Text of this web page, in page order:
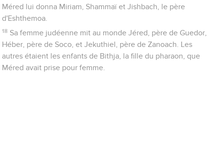
Méred lui donna Miriam, Shammaï et Jishbach, le père
d'Eshthemoa.
18 Sa femme judéenne mit au monde Jéred, père de Guedor,
Héber, père de Soco, et Jekuthiel, père de Zanoach. Les
autres étaient les enfants de Bithja, la fille du pharaon, que
Méred avait prise pour femme.